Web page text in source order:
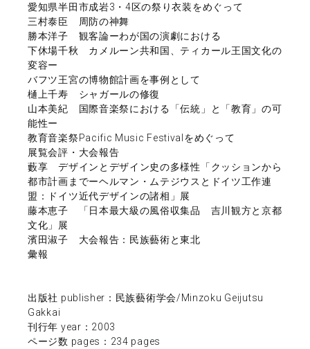
愛知県半田市成岩3・4区の祭り衣装をめぐって
三村泰臣 周防の神舞
勝本洋子 観客論ーわが国の演劇における
下休場千秋 カメルーン共和国、ティカール王国文化の
変容ー
バフツ王宮の博物館計画を事例として
樋上千寿 シャガールの修復
山本美紀 国際音楽祭における「伝統」と「教育」の可
能性ー
教育音楽祭Pacific Music Festivalをめぐって
展覧会評・大会報告
藪享 デザインとデザイン史の多様性「クッションから
都市計画までーヘルマン・ムテジウスとドイツ工作連
盟：ドイツ近代デザインの諸相」展
藤本恵子 「日本最大級の風俗収集品 吉川観方と京都
文化」展
濱田淑子 大会報告：民族藝術と東北
彙報
出版社 publisher：民族藝術学会/Minzoku Geijutsu
Gakkai
刊行年 year：2003
ページ数 pages：234 pages